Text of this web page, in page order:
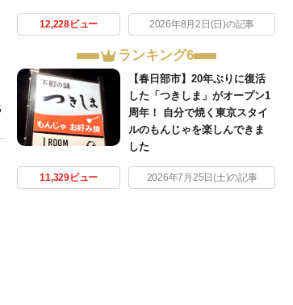
12,228ビュー 2026年8月2日(日)の記事
ランキング6
【春日部市】20年ぶりに復活
した「つきしま」がオープン1
周年！ 自分で焼く東京スタイ
ルのもんじゃを楽しんできま
した
11,329ビュー 2026年7月25日(土)の記事